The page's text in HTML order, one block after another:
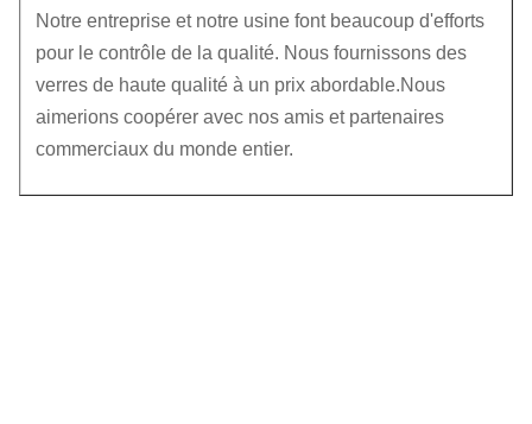
Notre entreprise et notre usine font beaucoup d'efforts
pour le contrôle de la qualité. Nous fournissons des
verres de haute qualité à un prix abordable.Nous
aimerions coopérer avec nos amis et partenaires
commerciaux du monde entier.